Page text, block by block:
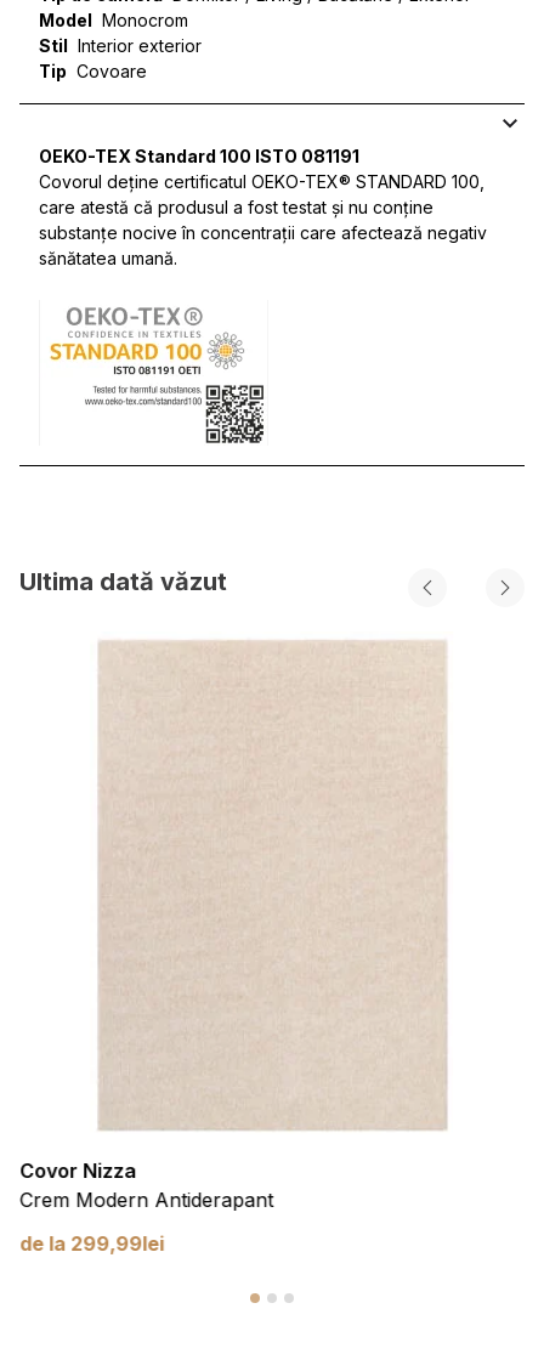
Model Monocrom
Stil Interior exterior
Tip Covoare
OEKO-TEX Standard 100 ISTO 081191
Covorul deține certificatul OEKO-TEX® STANDARD 100,
care atestă că produsul a fost testat și nu conține
substanțe nocive în concentrații care afectează negativ
sănătatea umană.
Ultima dată văzut
Covor Nizza
Crem Modern Antiderapant
de la 299,99lei